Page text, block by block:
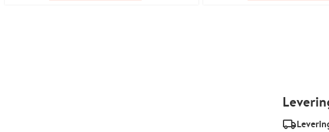
delivery_standard_v2